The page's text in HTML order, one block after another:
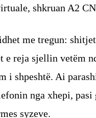
shkruan A2
me tregun:
e reja sjellin vetëm
i shpeshtë. Ai
nga xhepi,
syzeve.